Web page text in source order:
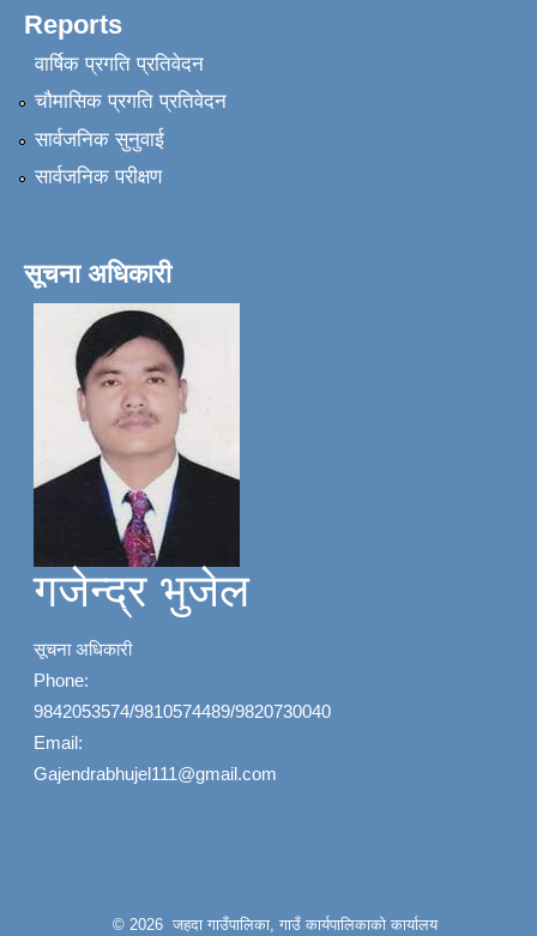
Reports
वार्षिक प्रगति प्रतिवेदन
चौमासिक प्रगति प्रतिवेदन
सार्वजनिक सुनुवाई
सार्वजनिक परीक्षण
सूचना अधिकारी
गजेन्द्र भुजेल
सूचना अधिकारी
Phone:
9842053574/9810574489/9820730040
Email:
Gajendrabhujel111@gmail.com
© 2026 जहदा गाउँपालिका, गाउँ कार्यपालिकाको कार्यालय